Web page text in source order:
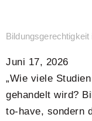
Juni 17, 2026
„Wie viele
gehandelt wird?
to-have, sondern